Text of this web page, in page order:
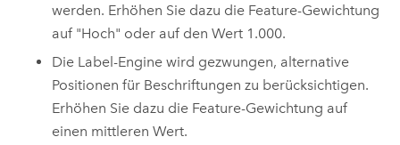
werden. Erhöhen Sie dazu die Feature-Gewichtung
auf "Hoch" oder auf den Wert 1.000.
Die Label-Engine wird gezwungen, alternative
Positionen für Beschriftungen zu berücksichtigen.
Erhöhen Sie dazu die Feature-Gewichtung auf
einen mittleren Wert.